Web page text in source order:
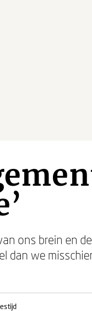
ons brein en
we